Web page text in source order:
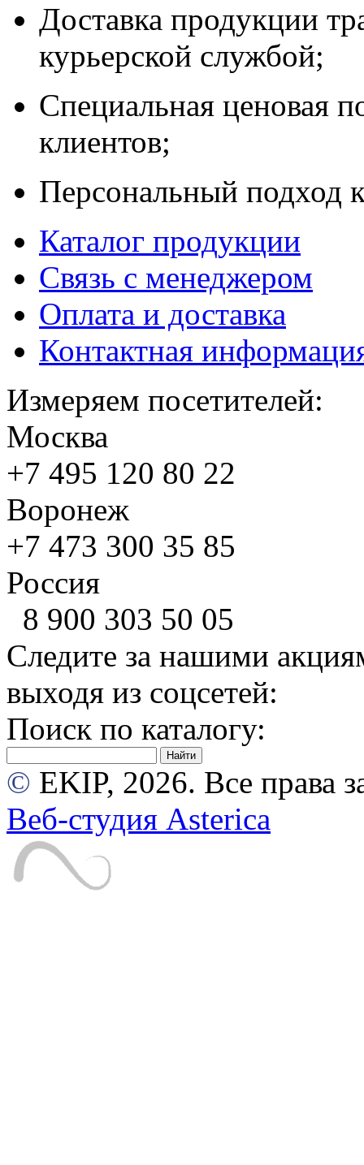
Доставка продукции
курьерской службой;
Специальная ценовая
клиентов;
Персональный подход
Каталог продукции
Связь с менеджером
Оплата и доставка
Контактная
Измеряем посетителей:
Москва
+7 495 120 80 22
Воронеж
+7 473 300 35 85
Россия
8 900 303 50 05
Следите за нашими
выходя из соцсетей:
Поиск по каталогу:
© EKIP, 2026. Все права
Веб-студия Asterica